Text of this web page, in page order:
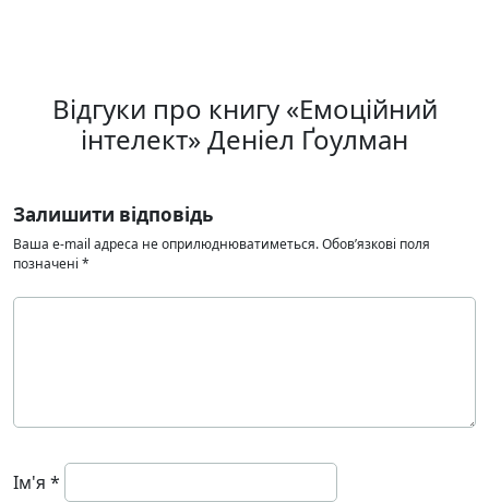
Відгуки про книгу «Емоційний
інтелект» Денiел Ґоулман
Залишити відповідь
Ваша e-mail адреса не оприлюднюватиметься.Обов’язкові поля
позначені *
Ім'я *